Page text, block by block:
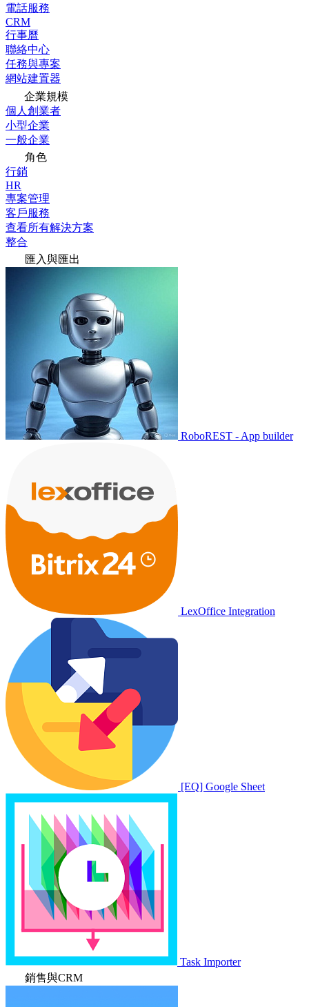
電話服務
CRM
行事曆
聯絡中心
任務與專案
網站建置器
企業規模
個人創業者
小型企業
一般企業
角色
行銷
HR
專案管理
客戶服務
查看所有解決方案
整合
匯入與匯出
RoboREST - App builder
LexOffice Integration
[EQ] Google Sheet
Task Importer
銷售與CRM